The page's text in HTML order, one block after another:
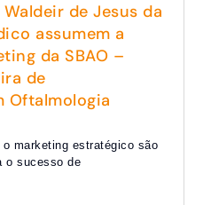
de Jesus da
assumem a
da SBAO –
de
Oftalmologia
marketing estratégico são
o sucesso de